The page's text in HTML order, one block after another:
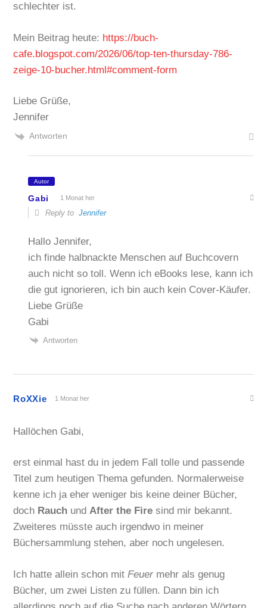
schlechter ist.
Mein Beitrag heute: https://buch-
cafe.blogspot.com/2026/06/top-ten-thursday-786-
zeige-10-bucher.html#comment-form
Liebe Grüße,
Jennifer
Antworten
Autor
Gabi 1 Monat her
Reply toJennifer
Hallo Jennifer,
ich finde halbnackte Menschen auf Buchcovern
auch nicht so toll. Wenn ich eBooks lese, kann ich
die gut ignorieren, ich bin auch kein Cover-Käufer.
Liebe Grüße
Gabi
Antworten
RoXXie 1 Monat her
Hallöchen Gabi,
erst einmal hast du in jedem Fall tolle und passende
Titel zum heutigen Thema gefunden. Normalerweise
kenne ich ja eher weniger bis keine deiner Bücher,
doch Rauch undAfter the Fire sind mir bekannt.
Zweiteres müsste auch irgendwo in meiner
Büchersammlung stehen, aber noch ungelesen.
Ich hatte allein schon mitFeuer mehr als genug
Bücher, um zwei Listen zu füllen. Dann bin ich